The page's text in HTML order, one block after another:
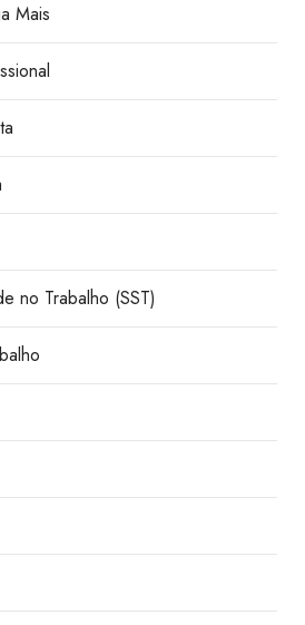
Mais
no Trabalho (SST)